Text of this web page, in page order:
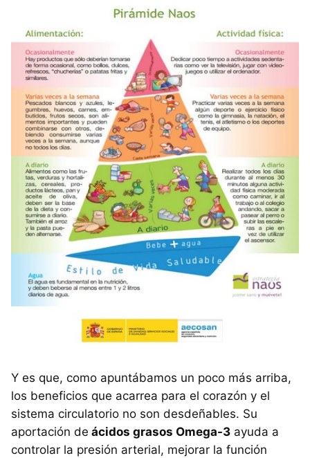
Y es que, como apuntábamos un poco más arriba,
los beneficios que acarrea para el corazón y el
sistema circulatorio no son desdeñables. Su
aportación de ácidos grasos Omega-3 ayuda a
controlar la presión arterial, mejorar la función